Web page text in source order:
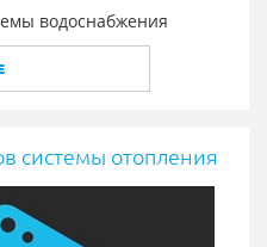
водоснабжения
системы отопления